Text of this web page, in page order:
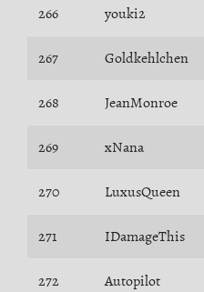
266 youki2
267 Goldkehlchen
268 JeanMonroe
269 xNana
270 LuxusQueen
271 IDamageThis
272 Autopilot